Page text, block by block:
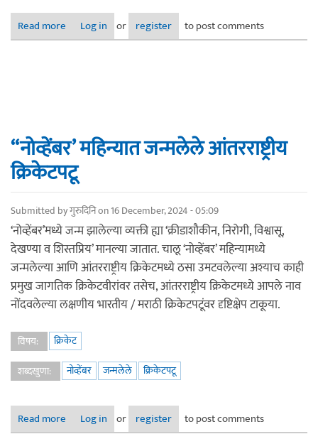
Read more about ‘डिसेंबर’ महिन्यात जन्मलेले आंतरराष्ट्रीय क्रिकेटपटू
Log in or register to post comments
‘‘नोव्हेंबर’ महिन्यात जन्मलेले आंतरराष्ट्रीय
क्रिकेटपटू
Submitted byगुरुदिनिon 16 December, 2024 - 05:09
‘नोव्हेंबर’मध्ये जन्म झालेल्या व्यक्ती ह्या ‘क्रीडाशौकीन, निरोगी, विश्वासू,
देखण्या व शिस्तप्रिय’ मानल्या जातात. चालू ‘नोव्हेंबर’ महिन्यामध्ये
जन्मलेल्या आणि आंतरराष्ट्रीय क्रिकेटमध्ये ठसा उमटवलेल्या अश्याच काही
प्रमुख जागतिक क्रिकेटवीरांवर तसेच, आंतरराष्ट्रीय क्रिकेटमध्ये आपले नाव
नोंदवलेल्या लक्षणीय भारतीय / मराठी क्रिकेटपटूंवर दृष्टिक्षेप टाकूया.
विषय:
क्रिकेट
शब्दखुणा:
नोव्हेंबर जन्मलेले क्रिकेटपटू
Read more about ‘‘नोव्हेंबर’ महिन्यात जन्मलेले आंतरराष्ट्रीय क्रिकेटपटू
Log in or register to post comments